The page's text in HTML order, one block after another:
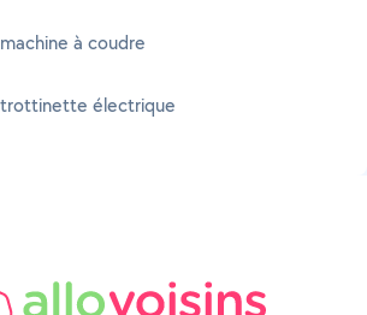
à coudre
trottinette électrique